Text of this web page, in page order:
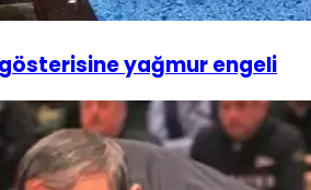
gösterisine yağmur engeli